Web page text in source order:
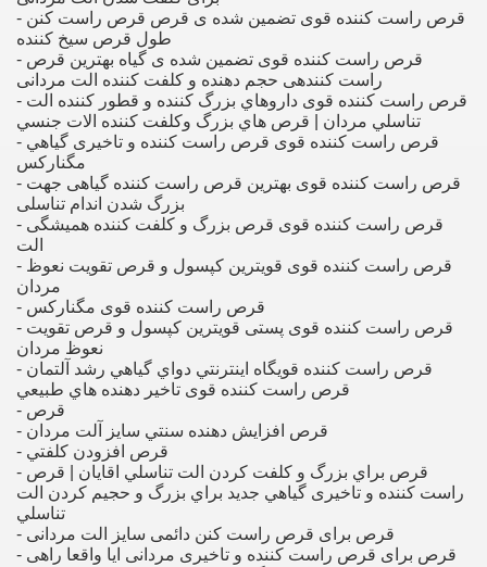
- قرص راست کننده قوی تضمین شده ی قرص قرص راست کنن
طول قرص سیخ کننده
- قرص راست کننده قوی تضمین شده ی گیاه بهترین قرص
راست کنندهی حجم دهنده و کلفت کننده الت مردانی
- قرص راست کننده قوی داروهاي بزرگ كننده و قطور كننده الت
تناسلي مردان | قرص هاي بزرگ وكلفت كننده الات جنسي
- قرص راست کننده قوی قرص راست کننده و تاخیری گياهي
مگناركس
- قرص راست کننده قوی بهترین قرص راست کننده گیاهی جهت
بزرگ شدن اندام تناسلی
- قرص راست کننده قوی قرص بزرگ و کلفت کننده همیشگی
الت
- قرص راست کننده قوی قویترین کپسول و قرص تقویت نعوظ
مردان
- قرص راست کننده قوی مگناركس
- قرص راست کننده قوی پستی قویترین کپسول و قرص تقویت
نعوظ مردان
- قرص راست کننده قویگاه اينترنتي دواي گياهي رشد آلتمان
قرص راست کننده قوی تاخير دهنده هاي طبيعي
- قرص
- قرص افزايش دهنده سنتي سايز آلت مردان
- قرص افزودن كلفتي
- قرص براي بزرگ و كلفت كردن الت تناسلي اقايان | قرص
راست کننده و تاخیری گياهي جديد براي بزرگ و حجيم كردن الت
تناسلي
- قرص برای قرص راست کنن دائمی سایز الت مردانی
- قرص برای قرص راست کننده و تاخیری مردانی ایا واقعا راهی